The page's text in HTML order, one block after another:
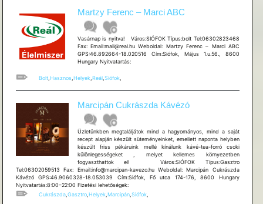
Martzy Ferenc – Marci ABC
Vasárnap is nyitva! Város:SIÓFOK Típus:bolt Tel:06302823468
Fax: Email:mail@real.hu Weboldal: Martzy Ferenc – Marci ABC
GPS:46.892664-18.020516 Cím:Siófok, Május 1.u.56., 8600
Hungary Nyitvatartás:
Bolt, Hasznos, Helyek, Reál, Siófok,
Marcipán Cukrászda Kávézó
Üzletünkben megtaláljátok mind a hagyományos, mind a saját
recept alapján készült süteményeinket, emellett naponta helyben
készült friss pékáruink mellé kínálunk kávé-tea-forró csoki
különlegességeket , melyet kellemes környezetben
fogyaszthattok el! Város:SIÓFOK Típus:Gasztro
Tel:06302059513 Fax: Email:info@marcipan-kavezo.hu Weboldal: Marcipán Cukrászda
Kávézó GPS:46.9060328-18.053039 Cím:Siófok, Fő utca 174-176, 8600 Hungary
Nyitvatartás:8:00–22:00 Fizetési lehetőségek:
Cukrászda,Gasztro,Helyek,Marcipán,Siófok,